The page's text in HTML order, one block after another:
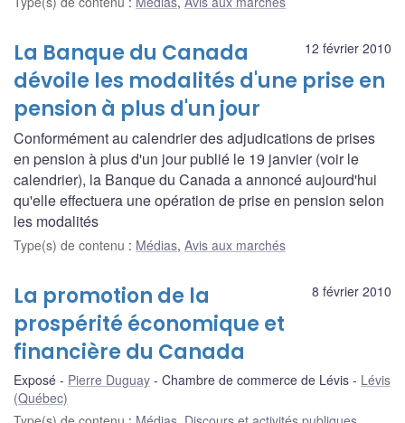
12 février 2010
La Banque du Canada
dévoile les modalités d'une prise en
pension à plus d'un jour
Conformément au calendrier des adjudications de prises
en pension à plus d'un jour publié le 19 janvier (voir le
calendrier), la Banque du Canada a annoncé aujourd'hui
qu'elle effectuera une opération de prise en pension selon
les modalités
Type(s) de contenu : Médias, Avis aux marchés
8 février 2010
La promotion de la
prospérité économique et
financière du Canada
Exposé Pierre Duguay Chambre de commerce de Lévis
Lévis
(Québec)